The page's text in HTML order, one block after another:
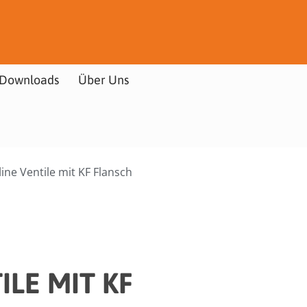
Downloads Über Uns
Ventile mit KF Flansch
MIT KF